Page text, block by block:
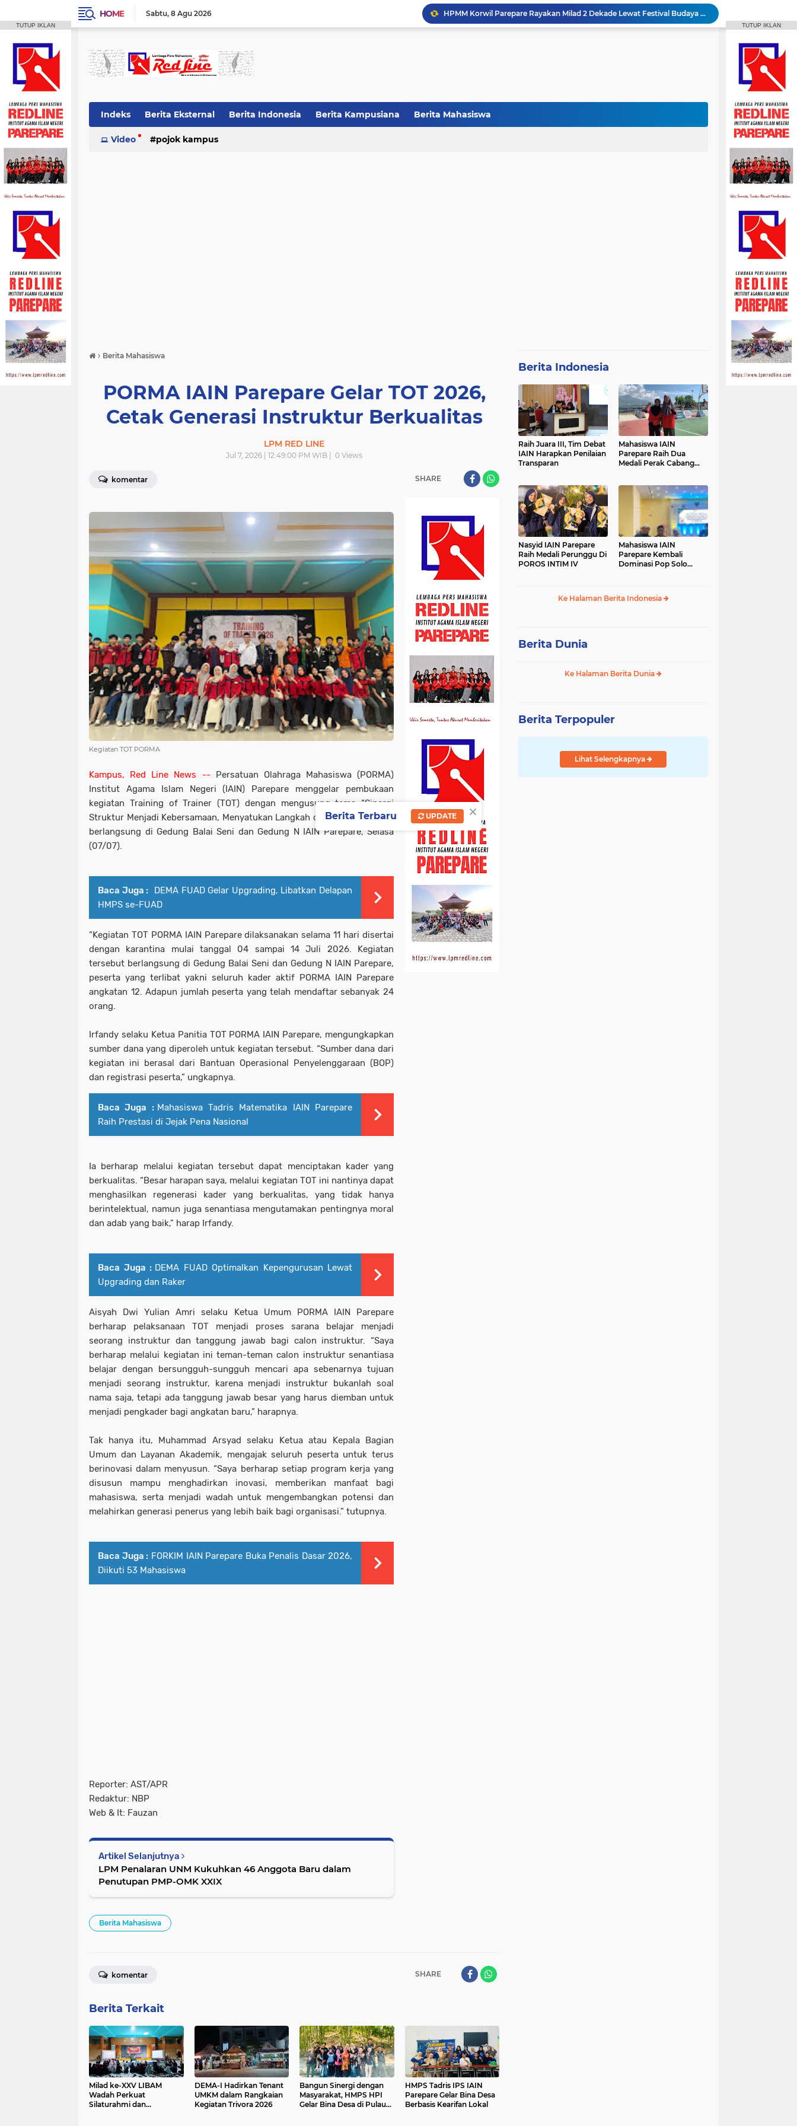
HOME Sabtu 8 Agu 2026
Roswati Pimpin Prodi HPI, Siap Lanjutkan Pengembangan Menuju Internasionalisasi
Balai Pelestarian Kebudayaan Sulsel Gelar Focus Group Discussion
HMPS Tadris IPS IAIN Parepare Gelar Bina Desa Berbasis Kearifan Lokal
Melalui Abdi Desa HMPS MPI Hadirkan Pelatihan Microsoft Office
Indeks Berita Eksternal Berita Indonesia Berita Kampusiana Berita Mahasiswa
Video pojok kampus
› Berita Mahasiswa
PORMA IAIN Parepare Gelar TOT 2026,
Cetak Generasi Instruktur Berkualitas
LPM RED LINE
Jul 7, 2026 | 12:49:00 PM WIB | 0 Views
komentar SHARE
Kegiatan TOT PORMA
Kampus, Red Line News --Persatuan Olahraga Mahasiswa (PORMA)
Institut Agama Islam Negeri (IAIN) Parepare menggelar pembukaan
kegiatan Training of Trainer (TOT) dengan mengusung tema “Sinergi
Struktur Menjadi Kebersamaan, Menyatukan Langkah dalam Satu Tujuan”
berlangsung di Gedung Balai Seni dan Gedung N IAIN Parepare, Selasa
(07/07).
Baca Juga :
DEMA FUAD Gelar Upgrading, Libatkan Delapan
HMPS se-FUAD
“Kegiatan TOT PORMA IAIN Parepare dilaksanakan selama 11 hari disertai
dengan karantina mulai tanggal 04 sampai 14 Juli 2026. Kegiatan
tersebut berlangsung di Gedung Balai Seni dan Gedung N IAIN Parepare,
peserta yang terlibat yakni seluruh kader aktif PORMA IAIN Parepare
angkatan 12. Adapun jumlah peserta yang telah mendaftar sebanyak 24
orang.
Irfandy selaku Ketua Panitia TOT PORMA IAIN Parepare, mengungkapkan
sumber dana yang diperoleh untuk kegiatan tersebut. “Sumber dana dari
kegiatan ini berasal dari Bantuan Operasional Penyelenggaraan (BOP)
dan registrasi peserta,” ungkapnya.
Baca Juga : Mahasiswa Tadris Matematika IAIN Parepare
Raih Prestasi di Jejak Pena Nasional
Ia berharap melalui kegiatan tersebut dapat menciptakan kader yang
berkualitas. “Besar harapan saya, melalui kegiatan TOT ini nantinya dapat
menghasilkan regenerasi kader yang berkualitas, yang tidak hanya
berintelektual, namun juga senantiasa mengutamakan pentingnya moral
dan adab yang baik," harap Irfandy.
Baca Juga : DEMA FUAD Optimalkan Kepengurusan Lewat
Upgrading dan Raker
Aisyah Dwi Yulian Amri selaku Ketua Umum PORMA IAIN Parepare
berharap pelaksanaan TOT menjadi proses sarana belajar menjadi
seorang instruktur dan tanggung jawab bagi calon instruktur. “Saya
berharap melalui kegiatan ini teman-teman calon instruktur senantiasa
belajar dengan bersungguh-sungguh mencari apa sebenarnya tujuan
menjadi seorang instruktur, karena menjadi instruktur bukanlah soal
nama saja, tetapi ada tanggung jawab besar yang harus diemban untuk
menjadi pengkader bagi angkatan baru,” harapnya.
Tak hanya itu, Muhammad Arsyad selaku Ketua atau Kepala Bagian
Umum dan Layanan Akademik, mengajak seluruh peserta untuk terus
berinovasi dalam menyusun. “Saya berharap setiap program kerja yang
disusun mampu menghadirkan inovasi, memberikan manfaat bagi
mahasiswa, serta menjadi wadah untuk mengembangkan potensi dan
melahirkan generasi penerus yang lebih baik bagi organisasi.” tutupnya.
Baca Juga : FORKIM IAIN Parepare Buka Penalis Dasar 2026,
Diikuti 53 Mahasiswa
Reporter: AST/APR
Redaktur: NBP
Web & It: Fauzan
Artikel Selanjutnya
LPM Penalaran UNM Kukuhkan 46 Anggota Baru dalam
Penutupan PMP-OMK XXIX
Berita Mahasiswa
SHARE
komentar
Berita Terkait
Milad ke-XXV LIBAM
Wadah Perkuat
Silaturahmi dan
DEMA-I Hadirkan Tenant
UMKM dalam Rangkaian
Kegiatan Trivora 2026
Bangun Sinergi dengan
Masyarakat, HMPS HPI
Gelar Bina Desa di Pulau
HMPS Tadris IPS IAIN
Parepare Gelar Bina Desa
Berbasis Kearifan Lokal
Berita Indonesia
Raih Juara III, Tim Debat
IAIN Harapkan Penilaian
Transparan
Mahasiswa IAIN
Parepare Raih Dua
Medali Perak Cabang
Nasyid IAIN Parepare
Raih Medali Perunggu Di
POROS INTIM IV
Mahasiswa IAIN
Parepare Kembali
Dominasi Pop Solo
Ke Halaman Berita Indonesia
Berita Dunia
Ke Halaman Berita Dunia
Berita Terpopuler
Lihat Selengkapnya
TUTUP IKLAN TUTUP IKLAN
×
Berita Terbaru UPDATE